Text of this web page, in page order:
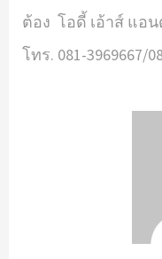
ต้อง โอดี้ เอ้าส์ แอ
โทร. 081-3969667/